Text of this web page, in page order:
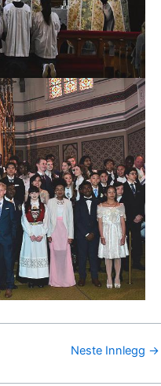
Neste Innlegg →